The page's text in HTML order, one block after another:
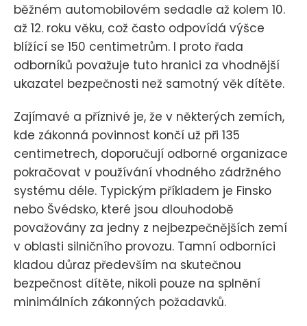
běžném automobilovém sedadle až kolem 10.
až 12. roku věku, což často odpovídá výšce
blížící se 150 centimetrům. I proto řada
odborníků považuje tuto hranici za vhodnější
ukazatel bezpečnosti než samotný věk dítěte.
Zajímavé a příznivé je, že v některých zemích,
kde zákonná povinnost končí už při 135
centimetrech, doporučují odborné organizace
pokračovat v používání vhodného zádržného
systému déle. Typickým příkladem je Finsko
nebo Švédsko, které jsou dlouhodobě
považovány za jedny z nejbezpečnějších zemí
v oblasti silničního provozu. Tamní odborníci
kladou důraz především na skutečnou
bezpečnost dítěte, nikoli pouze na splnění
minimálních zákonných požadavků.